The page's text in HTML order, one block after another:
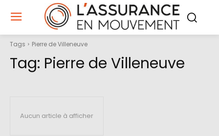
Tags Pierre de Villeneuve
Tag: Pierre de Villeneuve
Aucun article à afficher